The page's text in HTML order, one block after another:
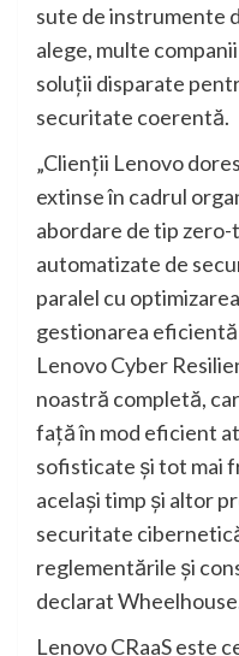
sute de instrumente
alege, multe
soluții disparate
securitate coerentă.
„Clienții Lenovo
extinse în cadrul
abordare de tip
automatizate de
paralel cu
gestionarea
Lenovo Cyber
noastră completă,
față în mod eficient
sofisticate și tot mai
același timp și altor
securitate
reglementările și
declarat
Lenovo CRaaS este